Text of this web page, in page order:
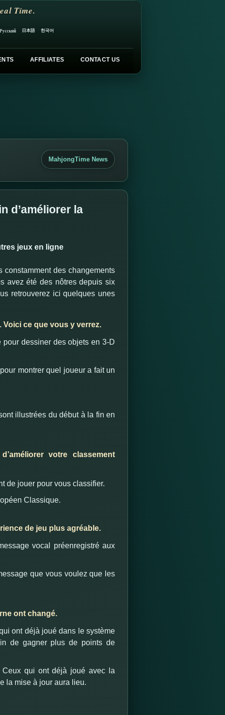
Time.
Русский 日本語 한국어
AFFILIATES CONTACT US
MahjongTime News
d’améliorer la
jeux en ligne
des changements
avez été des nôtres depuis six
retrouverez ici quelques unes
Voici ce que vous y verrez.
dessiner des objets en 3-D
montrer quel joueur a fait un
illustrées du début à la fin en
votre classement
de jouer pour vous classifier.
Classique.
de jeu plus agréable.
vocal préenregistré aux
que vous voulez que les
ont changé.
ont déjà joué dans le système
de gagner plus de points de
Ceux qui ont déjà joué avec la
la mise à jour aura lieu.